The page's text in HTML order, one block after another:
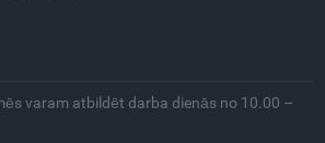
varam atbildēt darba dienās no 10.00 –